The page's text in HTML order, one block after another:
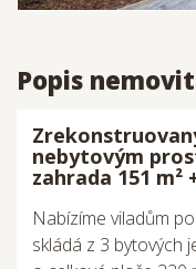
Popis
nebytovým
zahrada 151 m²
Nabízíme viladům
skládá z 3 bytových